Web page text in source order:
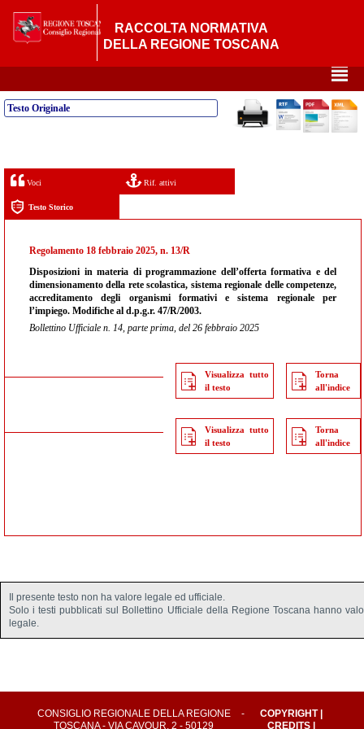
RACCOLTA NORMATIVA
DELLA REGIONE TOSCANA
²
Testo Originale
Voci Rif. attivi
Testo Storico
Regolamento 18 febbraio 2025, n. 13/R
Disposizioni in materia di programmazione dell’offerta formativa e del
dimensionamento della rete scolastica, sistema regionale delle competenze,
accreditamento degli organismi formativi e sistema regionale per
l’impiego. Modifiche al d.p.g.r. 47/R/2003.
Bollettino Ufficiale n. 14, parte prima, del 26 febbraio 2025
Visualizza tutto
il testo
Torna
all'indice
Visualizza tutto
il testo
Torna
all'indice
Il presente testo non ha valore legale ed ufficiale.
Solo i testi pubblicati sul Bollettino Ufficiale della Regione Toscana hanno
legale.
CONSIGLIO REGIONALE DELLA REGIONE
TOSCANA - VIA CAVOUR, 2 - 50129
- COPYRIGHT|
CREDITS|